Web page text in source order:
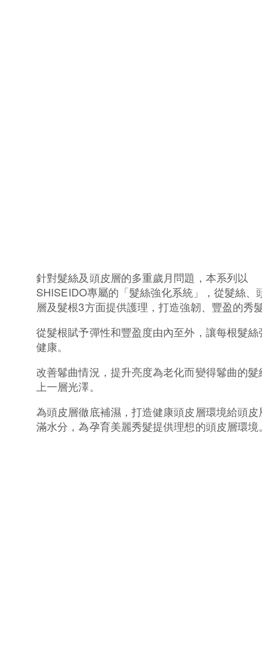
針對髮絲及頭皮層的多重歲月問題，本系列以
SHISEIDO專屬的「髮絲強化系統」，從髮絲、
層及髮根3方面提供護理，打造強韌、豐盈的秀
從髮根賦予彈性和豐盈度由內至外，讓每根髮絲
健康。
改善鬈曲情況，提升亮度為老化而變得鬈曲的髮
上一層光澤。
為頭皮層徹底補濕，打造健康頭皮層環境給頭皮
滿水分，為孕育美麗秀髮提供理想的頭皮層環境